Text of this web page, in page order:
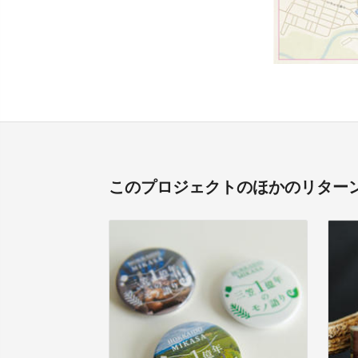
このプロジェクトのほかのリター